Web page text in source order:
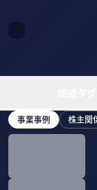
事業事例 株主関